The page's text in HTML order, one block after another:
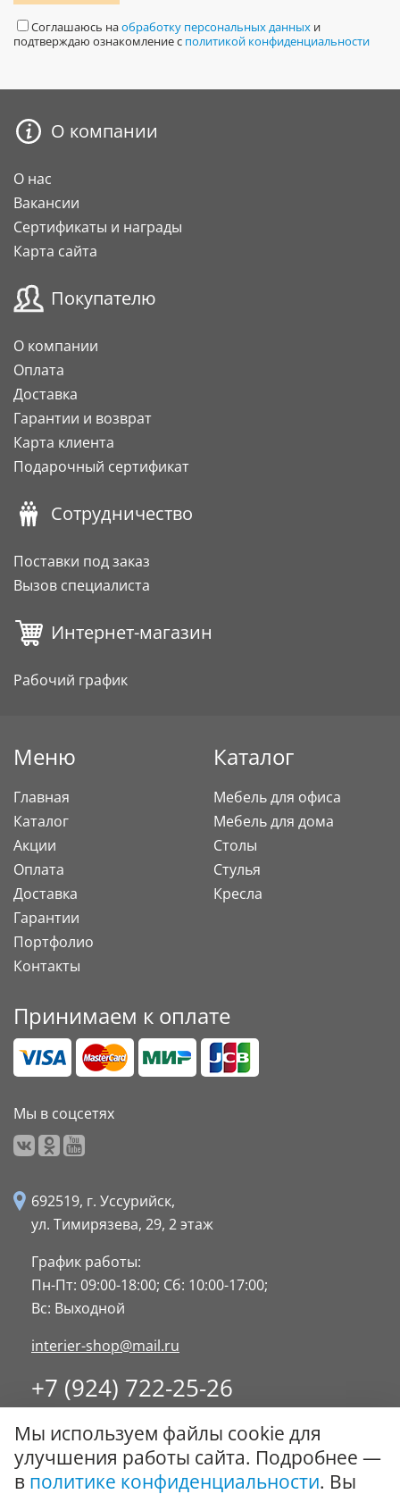
Соглашаюсь наобработку персональных данных и
подтверждаю ознакомление с политикой конфиденциальности
О компании
О нас
Вакансии
Сертификаты и награды
Карта сайта
Покупателю
О компании
Оплата
Доставка
Гарантии и возврат
Карта клиента
Подарочный сертификат
Сотрудничество
Поставки под заказ
Вызов специалиста
Интернет-магазин
Рабочий график
Меню
Главная
Каталог
Акции
Оплата
Доставка
Гарантии
Портфолио
Контакты
Каталог
Мебель для офиса
Мебель для дома
Столы
Стулья
Кресла
Принимаем к оплате
Мы в соцсетях
692519, г. Уссурийск,
ул. Тимирязева, 29, 2 этаж
График работы:
Пн-Пт: 09:00-18:00; Сб: 10:00-17:00;
Вс: Выходной
interier-shop@mail.ru
+7 (924) 722-25-26
8 (4234) 32-17-89
Заказать обратный звонок
Мы используем файлы cookie для
улучшения работы сайта. Подробнее —
в политике конфиденциальности. Вы